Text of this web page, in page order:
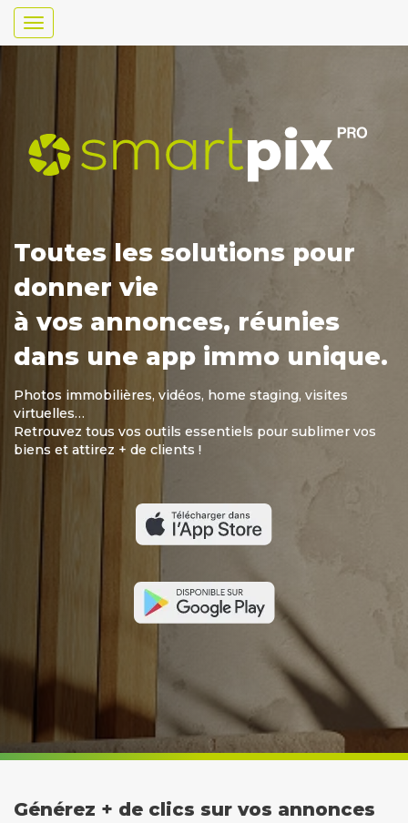
Toggle
navigation
Toutes les solutions pour
donner vie
à vos annonces, réunies
dans une app immo unique.
Photos immobilières, vidéos, home staging, visites
virtuelles…
Retrouvez tous vos outils essentiels pour sublimer vos
biens et attirez + de clients !
Générez + de clics sur vos annonces